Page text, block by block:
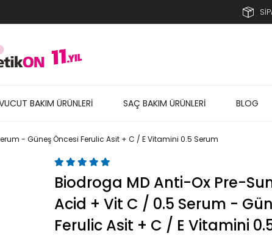
BAKIM ÜRÜNLERİ SAÇ BAKIM ÜRÜNLERİ BLOG
- Güneş Öncesi Ferulic Asit + C / E Vitamini 0.5 Serum
Biodroga MD Anti-Ox Pre-
Acid + Vit C / 0.5 Serum -
Ferulic Asit + C / E Vitamini